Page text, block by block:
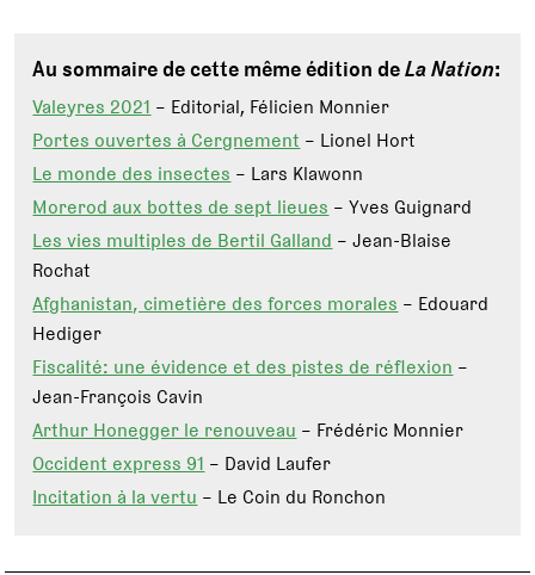
Au sommaire de cette même édition deLa Nation:
Valeyres 2021– Editorial, Félicien Monnier
Portes ouvertes à Cergnement– Lionel Hort
Le monde des insectes– Lars Klawonn
Morerod aux bottes de sept lieues– Yves Guignard
Les vies multiples de Bertil Galland– Jean-Blaise
Rochat
Afghanistan, cimetière des forces morales– Edouard
Hediger
Fiscalité: une évidence et des pistes de réflexion–
Jean-François Cavin
Arthur Honegger le renouveau– Frédéric Monnier
Occident express 91– David Laufer
Incitation à la vertu– Le Coin du Ronchon